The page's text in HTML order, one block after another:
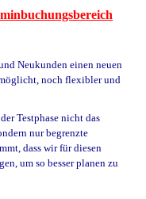
Neukunden einen neuen
noch flexibler und
Testphase nicht das
nur begrenzte
dass wir für diesen
um so besser planen zu